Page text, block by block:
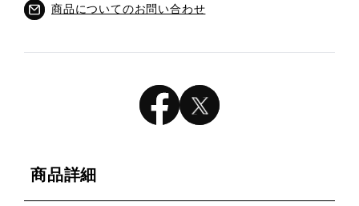
商品についてのお問い合わせ
商品詳細